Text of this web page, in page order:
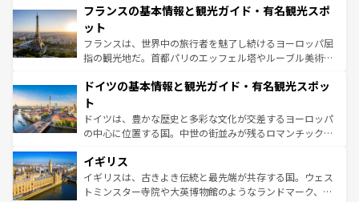
なお、新着のイタリア情報はコンテンツ一覧を参照してほ
しい。
文化が根付くこの国では、情熱的なフラメンコ、熱気あふ
れる闘牛、そして美味しいタパスが生活の一部となってい
る。首都マドリードの洗練された雰囲気や、バルセロナの
アートに溢れた街角から、地方では古代ローマ遺跡や中世
せる。地方によって風土や気候が異なるスペインはその個
ンテンツ一覧 を参照してほしい。
フランスの基本情報と観光ガイド・有名観光スポ
ット
フランスは、世界中の旅行者を魅了し続けるヨーロッパ屈
指の観光地だ。首都パリのエッフェル塔やルーブル美術館
で、幅広い魅力が詰まっている。華麗な宮殿、歴史的な大
聖堂、美しいビーチ、そして豊かな自然が、訪れる者を心
から魅了する。また、フランスは美食の国としても知ら
れ、フランス料理はユネスコ無形文化遺産にも登録されて
香り高いラベンダー畑など、多彩な楽しみ方が可能だ。さ
らに、パリ以外の地域にも魅力が溢れており、どの街角に
も豊かな歴史と文化が息づいている。パリ以外の個性あふ
ドイツの基本情報と観光ガイド・有名観光スポッ
ト
ドイツは、豊かな歴史と多彩な文化が交差するヨーロッパ
の中心に位置する国。中世の街並みが残るロマンチック街
顔を持つこの国は、どこを歩いても飽きることがない。ベ
ルリンの文化的活気、バイエルン州のアルプスの絶景、そ
してライン川沿いのワイン畑といった風景は必見。ビール
イギリス
イギリスは、古きよき伝統と最先端が共存する国。ウェス
トミンスター寺院や大英博物館のようなランドマーク、歴